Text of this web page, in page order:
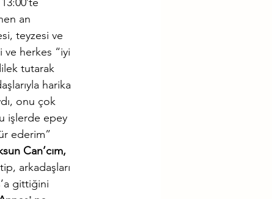
an
teyzesi ve
ve herkes “iyi
tutarak
harika
onu çok
işlerde epey
ederim”
Can’cım,
arkadaşları
gittiğini